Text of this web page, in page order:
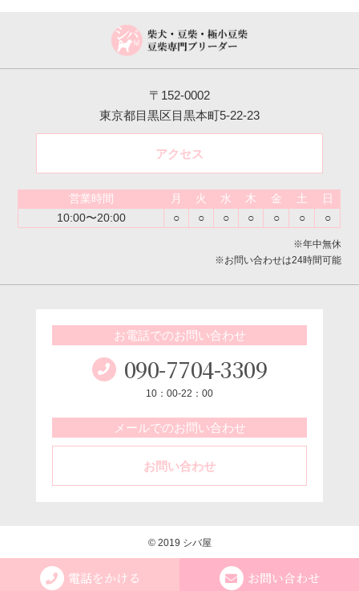
電話をかける お問い合わせ
〒152-0002
東京都目黒区目黒本町5-22-23
アクセス
営業時間 月 火 水 木 金 土
日
10:00〜20:00
○ ○ ○ ○ ○ ○ ○
※年中無休
※お問い合わせは24時間可能
お電話でのお問い合わせ
090-7704-3309
10：00-22：00
メールでのお問い合わせ
お問い合わせ
© 2019 シバ屋